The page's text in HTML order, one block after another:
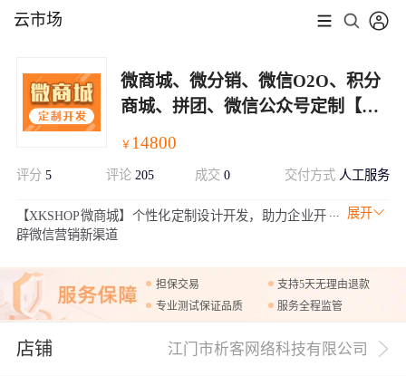
云市场
微商城、微分销、微信O2O、积分
商城、拼团、微信公众号定制【定
￥ 14800
评分 5 评论 205 成交0 交付方式 人工服务
展开
【XKSHOP微商城】个性化定制设计开发，助力企业开
辟微信营销新渠道
担保交易
支持5天无理由退款
专业测试保证品质
服务全程监管
店铺 江门市析客网络科技有限公司